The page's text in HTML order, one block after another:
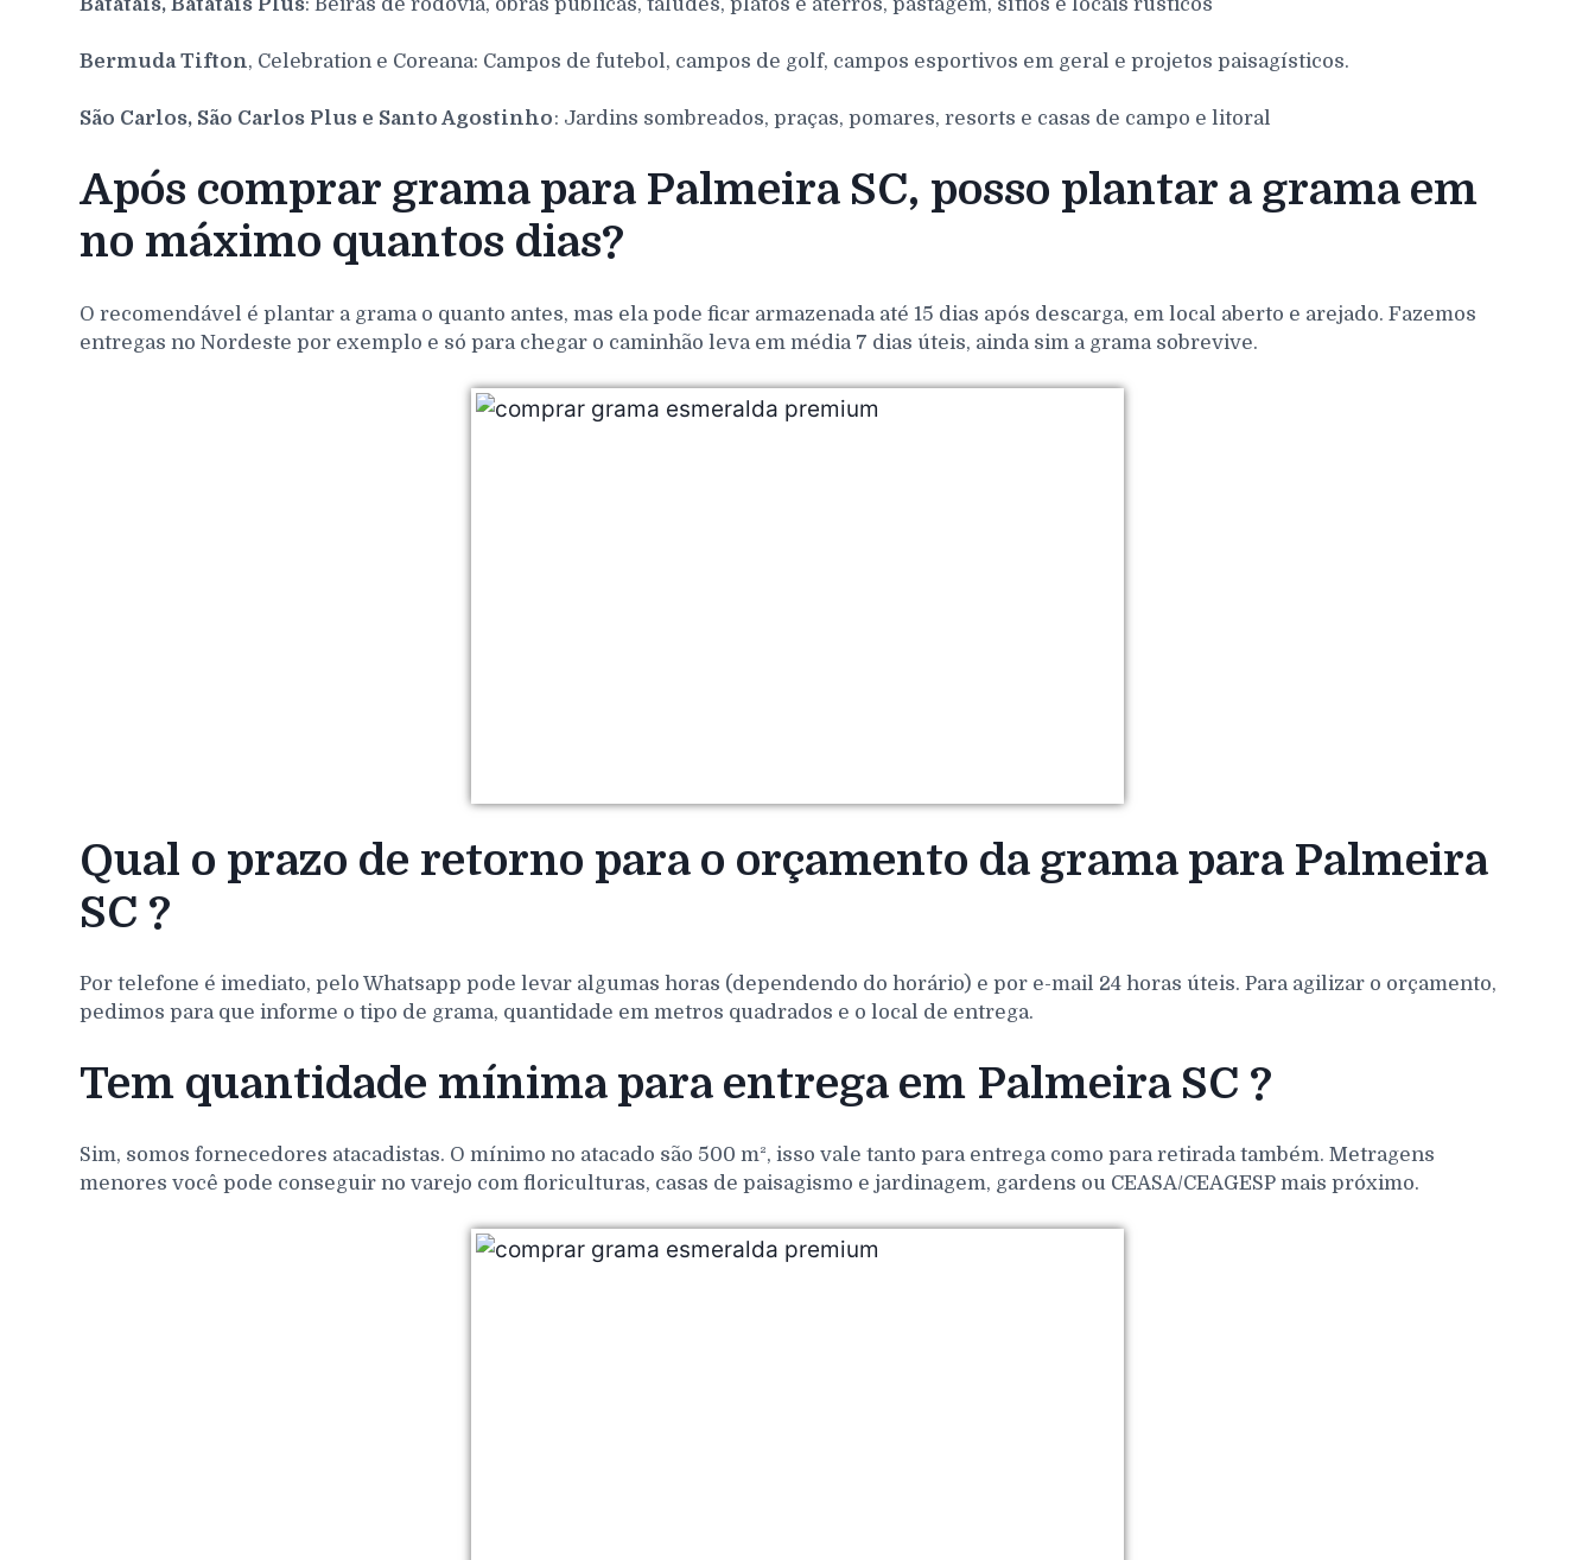
Bermuda Tifton, Celebration e Coreana: Campos de futebol, campos de golf, campos esportivos em geral e projetos paisagísticos.
São Carlos, São Carlos Plus e Santo Agostinho: Jardins sombreados, praças, pomares, resorts e casas de campo e litoral
Após comprar grama para Palmeira SC, posso plantar a grama em
no máximo quantos dias?
O recomendável é plantar a grama o quanto antes, mas ela pode ficar armazenada até 15 dias após descarga, em local aberto e arejado. Fazemos
entregas no Nordeste por exemplo e só para chegar o caminhão leva em média 7 dias úteis, ainda sim a grama sobrevive.
Qual o prazo de retorno para o orçamento da grama para Palmeira
SC ?
Por telefone é imediato, pelo Whatsapp pode levar algumas horas (dependendo do horário) e por e-mail 24 horas úteis. Para agilizar o orçamento,
pedimos para que informe o tipo de grama, quantidade em metros quadrados e o local de entrega.
Tem quantidade mínima para entrega em Palmeira SC ?
Sim, somos fornecedores atacadistas. O mínimo no atacado são 500 m², isso vale tanto para entrega como para retirada também. Metragens
menores você pode conseguir no varejo com floriculturas, casas de paisagismo e jardinagem, gardens ou CEASA/CEAGESP mais próximo.